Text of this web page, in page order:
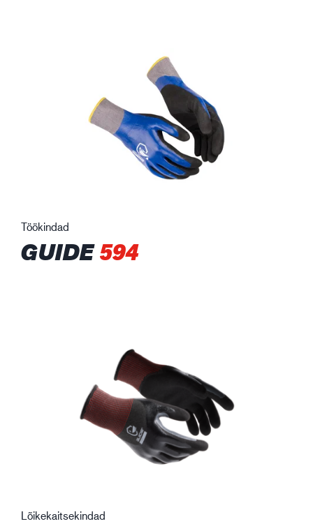
Töökindad
GUIDE594
Lõikekaitsekindad